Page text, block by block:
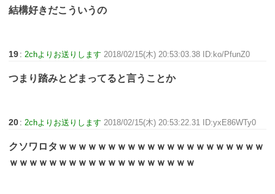
結構好きだこういうの
19 : 2chよりお送りします 2018/02/15(木) 20:53:03.38 ID:ko/PfunZ0
つまり踏みとどまってると言うことか
20 : 2chよりお送りします 2018/02/15(木) 20:53:22.31 ID:yxE86WTy0
クソワロタｗｗｗｗｗｗｗｗｗｗｗｗｗｗｗｗｗｗｗｗｗ
ｗｗｗｗｗｗｗｗｗｗｗｗｗｗｗｗｗｗｗ